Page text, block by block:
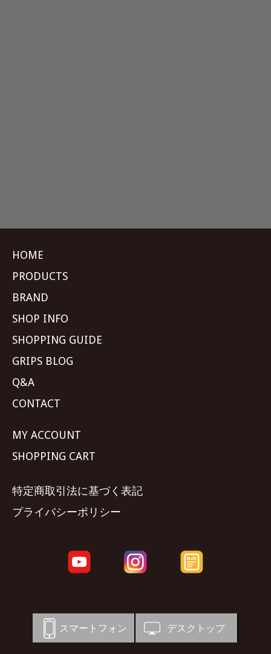
HOME
PRODUCTS
BRAND
SHOP INFO
SHOPPING GUIDE
GRIPS BLOG
Q&A
CONTACT
MY ACCOUNT
SHOPPING CART
特定商取引法に基づく表記
プライバシーポリシー
スマートフォン デスクトップ